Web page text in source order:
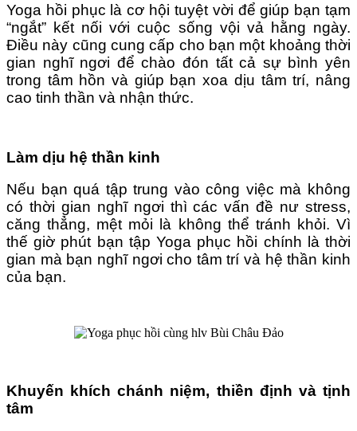
Yoga hồi phục là cơ hội tuyệt vời để giúp bạn tạm
“ngắt” kết nối với cuộc sống vội vả hằng ngày.
Điều này cũng cung cấp cho bạn một khoảng thời
gian nghĩ ngơi để chào đón tất cả sự bình yên
trong tâm hồn và giúp bạn xoa dịu tâm trí, nâng
cao tinh thần và nhận thức.
Làm dịu hệ thần kinh
Nếu bạn quá tập trung vào công việc mà không
có thời gian nghĩ ngơi thì các vấn đề nư stress,
căng thẳng, mệt mỏi là không thể tránh khỏi. Vì
thế giờ phút bạn tập Yoga phục hồi chính là thời
gian mà bạn nghĩ ngơi cho tâm trí và hệ thần kinh
của bạn.
Khuyến khích chánh niệm, thiền định và tịnh
tâm